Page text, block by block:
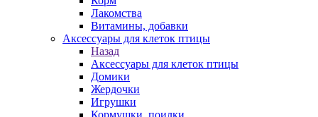
Лакомства
Витамины, добавки
Аксессуары для клеток птицы
Назад
Аксессуары для клеток птицы
Домики
Жердочки
Игрушки
Кормушки, поилки